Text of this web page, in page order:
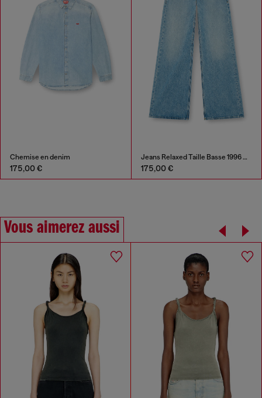
Chemise en denim
175,00 €
Jeans Relaxed Taille Basse 1996 D-Sire
175,00 €
Vous aimerez aussi